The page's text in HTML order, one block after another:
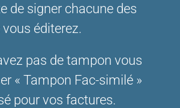
de signer chacune des
éditerez.
pas de tampon vous
« Tampon Fac-similé »
pour vos factures.